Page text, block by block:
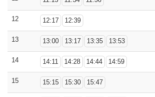
12 12:17 12:39
13 13:00 13:17 13:35 13:53
14 14:11 14:28 14:44 14:59
15 15:15 15:30 15:47